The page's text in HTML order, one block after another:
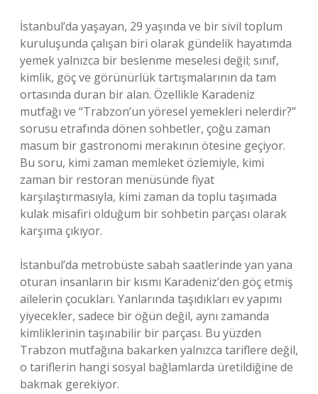
İstanbul’da yaşayan, 29 yaşında ve bir sivil toplum
kuruluşunda çalışan biri olarak gündelik hayatımda
yemek yalnızca bir beslenme meselesi değil; sınıf,
kimlik, göç ve görünürlük tartışmalarının da tam
ortasında duran bir alan. Özellikle Karadeniz
mutfağı ve “Trabzon’un yöresel yemekleri nelerdir?”
sorusu etrafında dönen sohbetler, çoğu zaman
masum bir gastronomi merakının ötesine geçiyor.
Bu soru, kimi zaman memleket özlemiyle, kimi
zaman bir restoran menüsünde fiyat
karşılaştırmasıyla, kimi zaman da toplu taşımada
kulak misafiri olduğum bir sohbetin parçası olarak
karşıma çıkıyor.
İstanbul’da metrobüste sabah saatlerinde yan yana
oturan insanların bir kısmı Karadeniz’den göç etmiş
ailelerin çocukları. Yanlarında taşıdıkları ev yapımı
yiyecekler, sadece bir öğün değil, aynı zamanda
kimliklerinin taşınabilir bir parçası. Bu yüzden
Trabzon mutfağına bakarken yalnızca tariflere değil,
o tariflerin hangi sosyal bağlamlarda üretildiğine de
bakmak gerekiyor.